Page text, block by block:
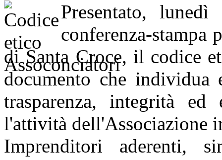
Presentato,
conferenza-stampa
di Santa Croce, il codice
documento che individua
trasparenza, integrità
l'attività dell'Associazione
Imprenditori aderenti,